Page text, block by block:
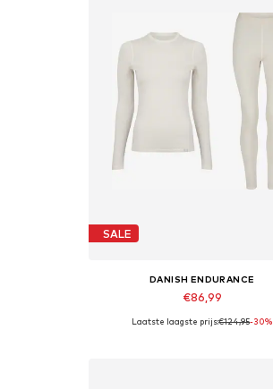
SALE
DANISH ENDURANCE
€86,99
Beschikbare maten: S, M, L
Laatste laagste prijs:€124,95-30%